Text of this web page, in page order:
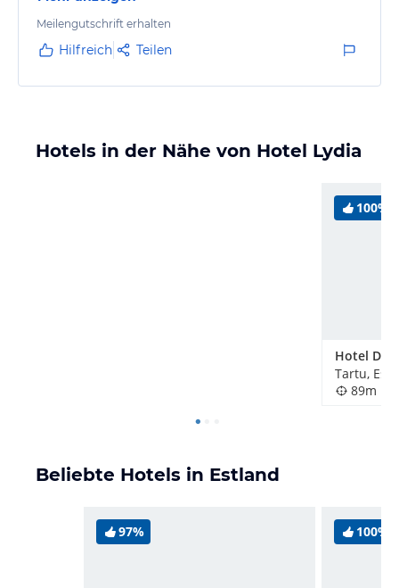
Meersuite abgeholfen! Lärm auch nachts direkt unter
den Fenster der Suiten im 2 und 4 Stockwerk.
Lärm über 15 Min.
Meilengutschrift erhalten
Hilfreich Teilen
Hotels in der Nähe von Hotel Lydia
100%
Hotel
Tartu,
89m
Beliebte Hotels in Estland
97% 100%